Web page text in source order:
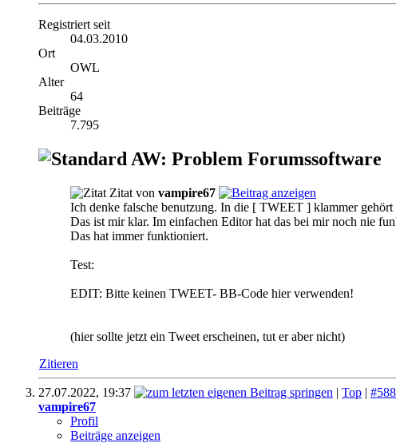
Registriert seit
04.03.2010
Ort
OWL
Alter
64
Beiträge
7.795
AW: Problem Forumssoftware
Zitat von vampire67
Ich denke falsche benutzung. In die [ TWEET ] klammer
Das ist mir klar. Im einfachen Editor hat das bei mir noch nie
Das hat immer funktioniert.
Test:
EDIT: Bitte keinen TWEET- BB-Code hier verwenden!
(hier sollte jetzt ein Tweet erscheinen, tut er aber nicht)
Zitieren
27.07.2022, 19:37 | Top | #588
vampire67
Profil
Beiträge anzeigen